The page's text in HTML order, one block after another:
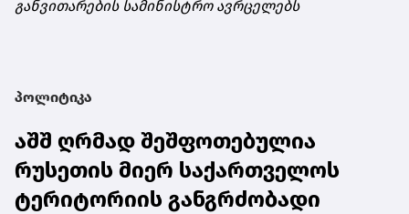
განვითარების სამინისტრო ავრცელებს
პოლიტიკა
აშშ ღრმად შეშფოთებულია
რუსეთის მიერ საქართველოს
ტერიტორიის განგრძობადი